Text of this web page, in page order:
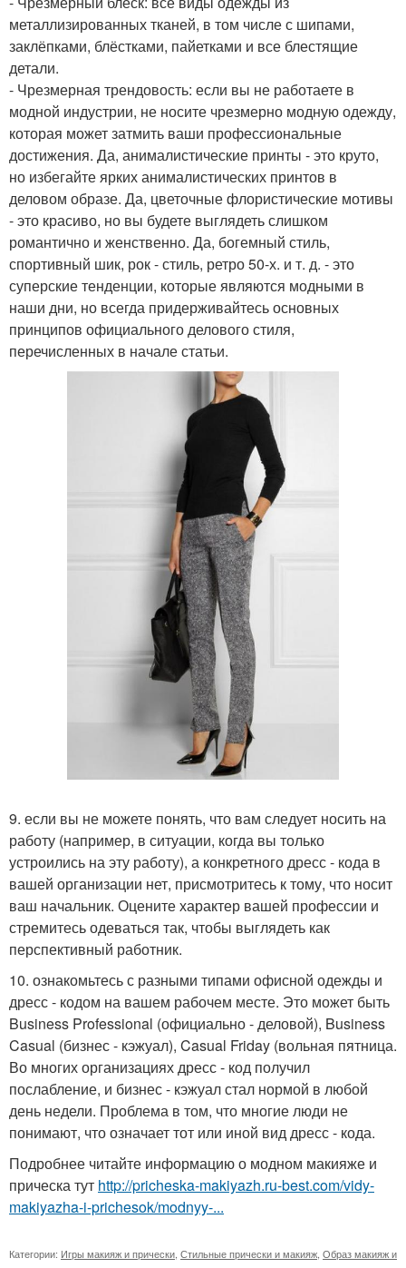
металлизированных тканей, в том числе с шипами,
заклёпками, блёстками, пайетками и все блестящие
детали.
- Чрезмерная трендовость: если вы не работаете в
модной индустрии, не носите чрезмерно модную одежду,
которая может затмить ваши профессиональные
достижения. Да, анималистические принты - это круто,
но избегайте ярких анималистических принтов в
деловом образе. Да, цветочные флористические мотивы
- это красиво, но вы будете выглядеть слишком
романтично и женственно. Да, богемный стиль,
спортивный шик, рок - стиль, ретро 50-х. и т. д. - это
суперские тенденции, которые являются модными в
наши дни, но всегда придерживайтесь основных
принципов официального делового стиля,
перечисленных в начале статьи.
9. если вы не можете понять, что вам следует носить на
работу (например, в ситуации, когда вы только
устроились на эту работу), а конкретного дресс - кода в
вашей организации нет, присмотритесь к тому, что носит
ваш начальник. Оцените характер вашей профессии и
стремитесь одеваться так, чтобы выглядеть как
перспективный работник.
10. ознакомьтесь с разными типами офисной одежды и
дресс - кодом на вашем рабочем месте. Это может быть
Business Professional (официально - деловой), Business
Casual (бизнес - кэжуал), Casual Friday (вольная пятница.
Во многих организациях дресс - код получил
послабление, и бизнес - кэжуал стал нормой в любой
день недели. Проблема в том, что многие люди не
понимают, что означает тот или иной вид дресс - кода.
Подробнее читайте информацию о модном макияже и
прическа тут http://pricheska-makiyazh.ru-best.com/vidy-
makiyazha-i-prichesok/modnyy-...
Категории: Игры макияж и прически Стильные прически и макияж Образ макияж и